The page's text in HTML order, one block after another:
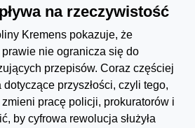
na rzeczywistość
Kremens pokazuje, że
nie ogranicza się do
przepisów. Coraz częściej
przyszłości, czyli tego,
pracę policji, prokuratorów i
by cyfrowa rewolucja służyła